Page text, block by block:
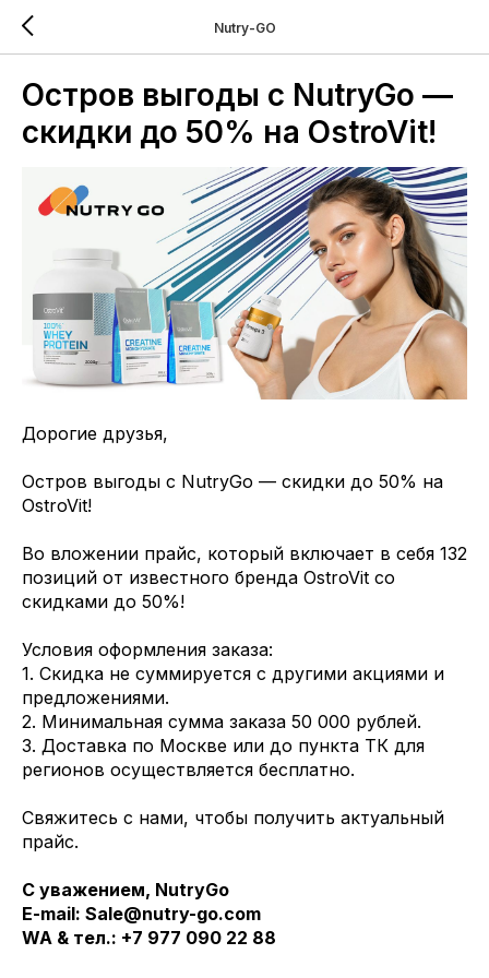
Nutry-GO
Остров выгоды с NutryGo —
скидки до 50% на OstroVit!
Дорогие друзья,
Остров выгоды с NutryGo — скидки до 50% на
OstroVit!
Во вложении прайс, который включает в себя 132
позиций от известного бренда OstroVit со
скидками до 50%!
Условия оформления заказа:
1. Скидка не суммируется с другими акциями и
предложениями.
2. Минимальная сумма заказа 50 000 рублей.
3. Доставка по Москве или до пункта ТК для
регионов осуществляется бесплатно.
Свяжитесь с нами, чтобы получить актуальный
прайс.
С уважением, NutryGo
E-mail: Sale@nutry-go.com
WA & тел.: ‪+7 977 090 22 88